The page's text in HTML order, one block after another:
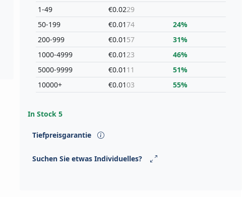
1-49
50-199
200-999
1000-4999
5000-9999
10000+
€0.0229
€0.0174
€0.01 57
€0.0123
€0.01 11
€0.0103
24%
31%
46%
51%
55%
In Stock 5
Tiefpreisgarantie
Suchen Sie etwas Individuelles?